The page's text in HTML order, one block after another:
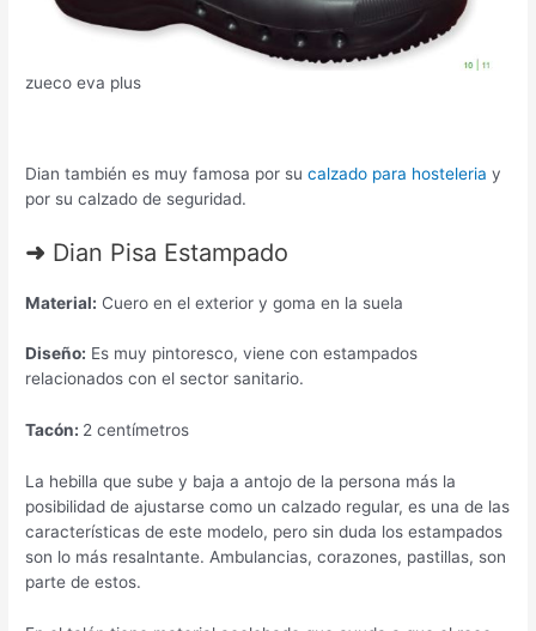
zueco eva plus
Dian también es muy famosa por sucalzado para hosteleria y
por su calzado de seguridad.
➜ Dian Pisa Estampado
Material: Cuero en el exterior y goma en la suela
Diseño: Es muy pintoresco, viene con estampados
relacionados con el sector sanitario.
Tacón: 2 centímetros
La hebilla que sube y baja a antojo de la persona más la
posibilidad de ajustarse como un calzado regular, es una de las
características de este modelo, pero sin duda los estampados
son lo más resalntante. Ambulancias, corazones, pastillas, son
parte de estos.